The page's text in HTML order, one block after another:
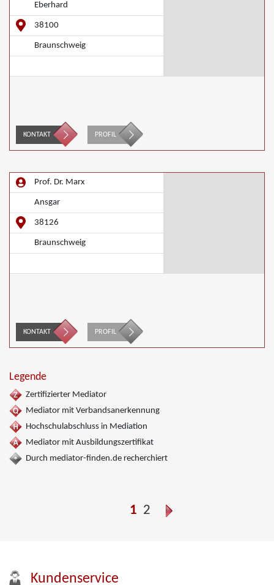
Eberhard
38100
Braunschweig
KONTAKT PROFIL
Prof. Dr. Marx
Ansgar
38126
Braunschweig
KONTAKT PROFIL
Legende
Zertifizierter Mediator
Mediator mit Verbandsanerkennung
Hochschulabschluss in Mediation
Mediator mit Ausbildungszertifikat
Durch mediator-finden.de recherchiert
1 2
Kundenservice